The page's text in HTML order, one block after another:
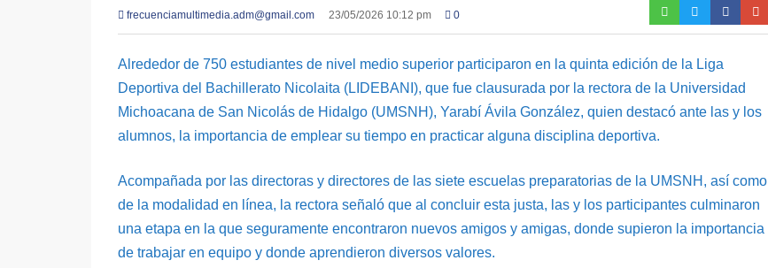
frecuenciamultimedia.adm@gmail.com 23/05/2026 10:12 pm 0
Alrededor de 750 estudiantes de nivel medio superior participaron en la quinta edición de la Liga
Deportiva del Bachillerato Nicolaita (LIDEBANI), que fue clausurada por la rectora de la Universidad
Michoacana de San Nicolás de Hidalgo (UMSNH), Yarabí Ávila González, quien destacó ante las y los
alumnos, la importancia de emplear su tiempo en practicar alguna disciplina deportiva.
Acompañada por las directoras y directores de las siete escuelas preparatorias de la UMSNH, así como
de la modalidad en línea, la rectora señaló que al concluir esta justa, las y los participantes culminaron
una etapa en la que seguramente encontraron nuevos amigos y amigas, donde supieron la importancia
de trabajar en equipo y donde aprendieron diversos valores.